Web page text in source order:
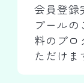
会員登録
プール
料のプロ
ただけま